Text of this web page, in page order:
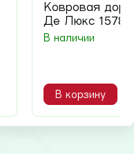
Ковровая
Де Люкс
В наличии
В корзину